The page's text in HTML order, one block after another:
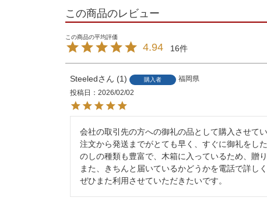
この商品のレビュー
4.94 16
Steeled 1 購入者
福岡県
投稿日
2026/02/02
会社の取引先の方への御礼の品として購入させてい
注文から発送までがとても早く、すぐに御礼をし
のしの種類も豊富で、木箱に入っているため、贈
また、きちんと届いているかどうかを電話で詳し
ぜひまた利用させていただきたいです。